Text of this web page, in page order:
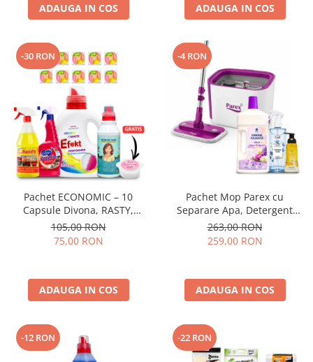
ADAUGA IN COS ADAUGA IN COS
-30 RON
Pachet ECONOMIC – 10
Capsule Divona, RASTY,
ACEPRIN, Efekt, Secretul Deliei
+ Sare Inalbire GRATIS
105,00 RON
75,00 RON
ADAUGA IN COS
-4 RON
Pachet Mop Parex cu
Separare Apa, Detergent
Pardoseli, Odorizant Camera
si Sapun Spuma
263,00 RON
259,00 RON
ADAUGA IN COS
-12 RON -22 RON